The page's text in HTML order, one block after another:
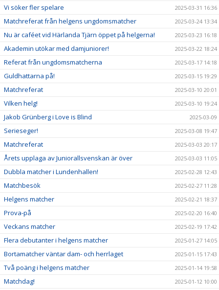
Vi söker fler spelare 2025-03-31 16:36
Matchreferat från helgens ungdomsmatcher 2025-03-24 13:34
Nu är caféet vid Härlanda Tjärn öppet på helgerna! 2025-03-23 16:18
Akademin utökar med damjuniorer! 2025-03-22 18:24
Referat från ungdomsmatcherna 2025-03-17 14:18
Guldhattarna på! 2025-03-15 19:29
Matchreferat 2025-03-10 20:01
Vilken helg! 2025-03-10 19:24
Jakob Grünberg i Love is Blind 2025-03-09
Serieseger! 2025-03-08 19:47
Matchreferat 2025-03-03 20:17
Årets upplaga av Juniorallsvenskan är över 2025-03-03 11:05
Dubbla matcher i Lundenhallen! 2025-02-28 12:43
Matchbesök 2025-02-27 11:28
Helgens matcher 2025-02-21 18:37
Prova-på 2025-02-20 16:40
Veckans matcher 2025-02-19 17:42
Flera debutanter i helgens matcher 2025-01-27 14:05
Bortamatcher väntar dam- och herrlaget 2025-01-15 17:43
Två poäng i helgens matcher 2025-01-14 19:58
Matchdag! 2025-01-12 10:00